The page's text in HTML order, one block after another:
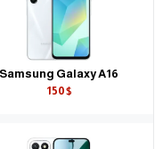
Samsung Galaxy A16
150$